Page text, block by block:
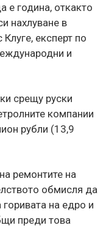
е година, откакто
нахлуване в
експерт по
и
срещу руски
компании
рубли (13,9
ремонтите на
обмисля да
на едро и
преди това